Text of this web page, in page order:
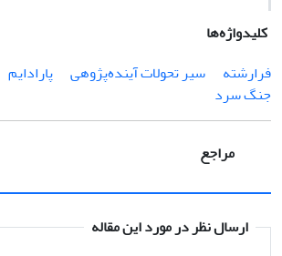
کلیدواژه‌ها
فرارشته
سیر تحولات آینده‌پژوهی پارادایم
جنگ سرد
مراجع
ارسال نظر در مورد این مقاله